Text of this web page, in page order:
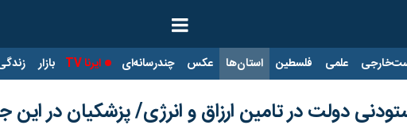
علمی فلسطین استان‌ها عکس چندرسانه‌ای ایرنا TV بازار
دولت در تامین ارزاق و انرژی/ پزشکیان در